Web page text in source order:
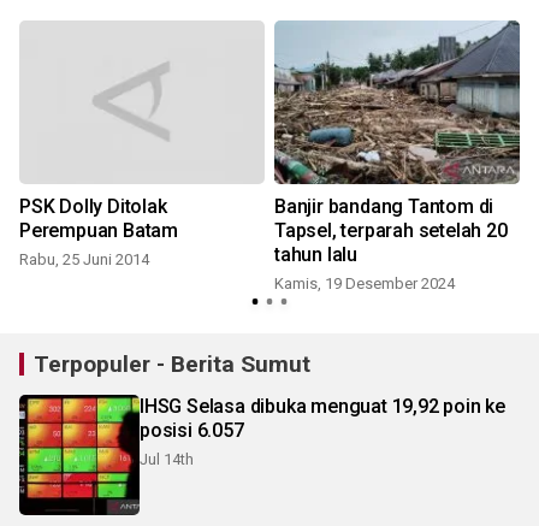
PSK Dolly Ditolak
Perempuan Batam
Rabu, 25 Juni 2014
Banjir bandang Tantom di
Tapsel, terparah setelah 20
tahun lalu
Kamis, 19 Desember 2024
Terpopuler - Berita Sumut
IHSG Selasa dibuka menguat 19,92 poin ke
posisi 6.057
Jul 14th